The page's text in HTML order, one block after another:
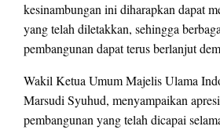
kesinambungan ini diharapkan dapat
yang telah diletakkan, sehingga
pembangunan dapat terus berlanjut
Wakil Ketua Umum Majelis Ulama
Marsudi Syuhud, menyampaikan
pembangunan yang telah dicapai